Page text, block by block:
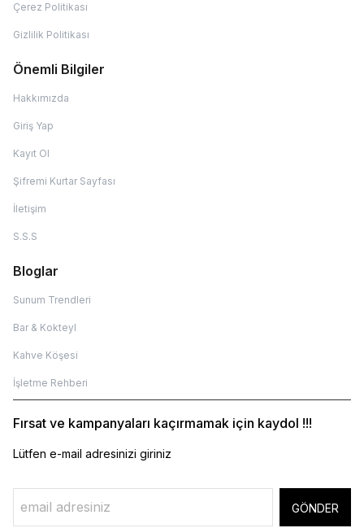
Çerez Politikası
Gizlilik Politikası
Önemli Bilgiler
Hakkımızda
Giriş Yap
Kayıt Ol
Şifremi Kurtar Sayfası
İletişim
S.S.S
Bloglar
Sunum Trendleri
Bar & Kokteyl
Kahve Köşesi
İşletme Rehberi
Fırsat ve kampanyaları kaçırmamak için kaydol !!!
Lütfen e-mail adresinizi giriniz
GÖNDER